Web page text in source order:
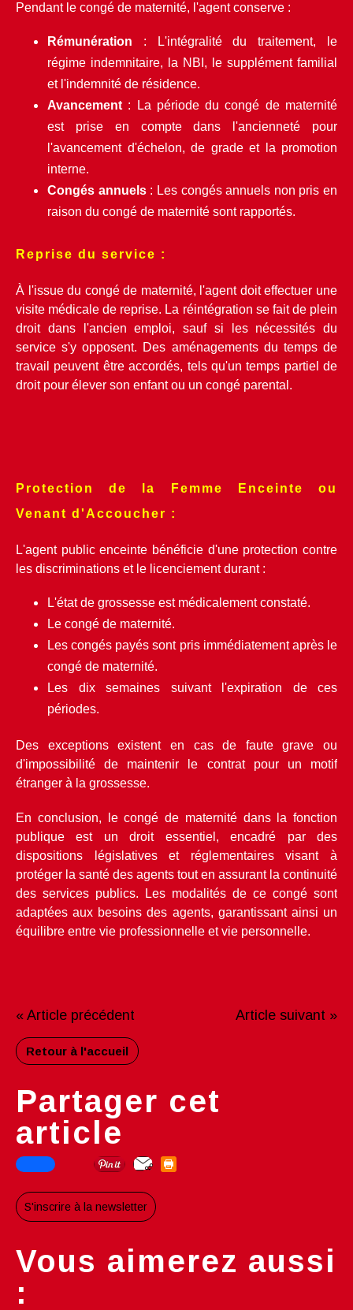
Pendant le congé de maternité, l'agent conserve :
Rémunération : L'intégralité du traitement, le
régime indemnitaire, la NBI, le supplément familial
et l'indemnité de résidence.
Avancement : La période du congé de maternité
est prise en compte dans l'ancienneté pour
l'avancement d'échelon, de grade et la promotion
interne.
Congés annuels : Les congés annuels non pris en
raison du congé de maternité sont rapportés.
Reprise du service :
À l'issue du congé de maternité, l'agent doit effectuer une
visite médicale de reprise. La réintégration se fait de plein
droit dans l'ancien emploi, sauf si les nécessités du
service s'y opposent. Des aménagements du temps de
travail peuvent être accordés, tels qu'un temps partiel de
droit pour élever son enfant ou un congé parental.
Protection de la Femme Enceinte ou
Venant d'Accoucher :
L'agent public enceinte bénéficie d'une protection contre
les discriminations et le licenciement durant :
L'état de grossesse est médicalement constaté.
Le congé de maternité.
Les congés payés sont pris immédiatement après le
congé de maternité.
Les dix semaines suivant l'expiration de ces
périodes.
Des exceptions existent en cas de faute grave ou
d'impossibilité de maintenir le contrat pour un motif
étranger à la grossesse.
En conclusion, le congé de maternité dans la fonction
publique est un droit essentiel, encadré par des
dispositions législatives et réglementaires visant à
protéger la santé des agents tout en assurant la continuité
des services publics. Les modalités de ce congé sont
adaptées aux besoins des agents, garantissant ainsi un
équilibre entre vie professionnelle et vie personnelle.
« Article précédent Article suivant »
Retour à l'accueil
Partager cet
article
S'inscrire à la newsletter
Vous aimerez aussi
: